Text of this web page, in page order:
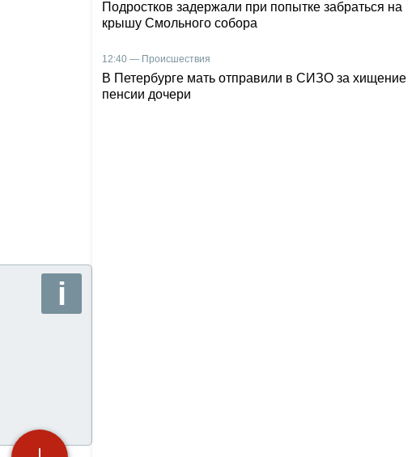
Подростков задержали при попытке забраться на
крышу Смольного собора
12:40 — Происшествия
В Петербурге мать отправили в СИЗО за хищение
пенсии дочери